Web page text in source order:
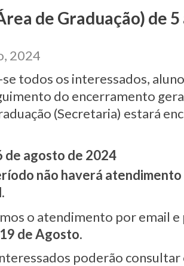
de Graduação) de
2024
todos os interessados,
do encerramento
(Secretaria) estará
de agosto de 2024
não haverá
o atendimento por email
de Agosto.
poderão consultar